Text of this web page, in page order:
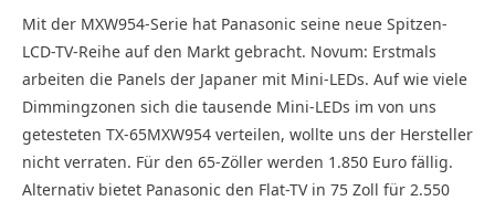
Mit der MXW954-Serie hat Panasonic seine neue Spitzen-
LCD-TV-Reihe auf den Markt gebracht. Novum: Erstmals
arbeiten die Panels der Japaner mit Mini-LEDs. Auf wie viele
Dimmingzonen sich die tausende Mini-LEDs im von uns
getesteten TX-65MXW954 verteilen, wollte uns der Hersteller
nicht verraten. Für den 65-Zöller werden 1.850 Euro fällig.
Alternativ bietet Panasonic den Flat-TV in 75 Zoll für 2.550